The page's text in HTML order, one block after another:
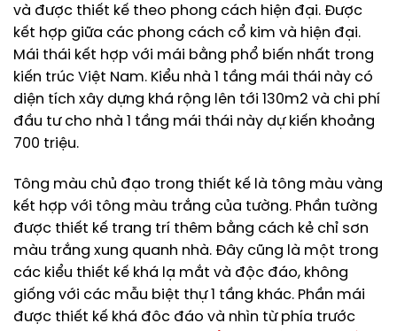
và được thiết kế theo phong cách hiện đại. Được
kết hợp giữa các phong cách cổ kim và hiện đại.
Mái thái kết hợp với mái bằng phổ biến nhất trong
kiến trúc Việt Nam. Kiểu nhà 1 tầng mái thái này có
diện tích xây dựng khá rộng lên tới 130m2 và chi phí
đầu tư cho nhà 1 tầng mái thái này dự kiến khoảng
700 triệu.
Tông màu chủ đạo trong thiết kế là tông màu vàng
kết hợp với tông màu trắng của tường. Phần tường
được thiết kế trang trí thêm bằng cách kẻ chỉ sơn
màu trắng xung quanh nhà. Đây cũng là một trong
các kiểu thiết kế khá lạ mắt và độc đáo, không
giống với các mẫu biệt thự 1 tầng khác. Phần mái
được thiết kế khá đôc đáo và nhìn từ phía trước